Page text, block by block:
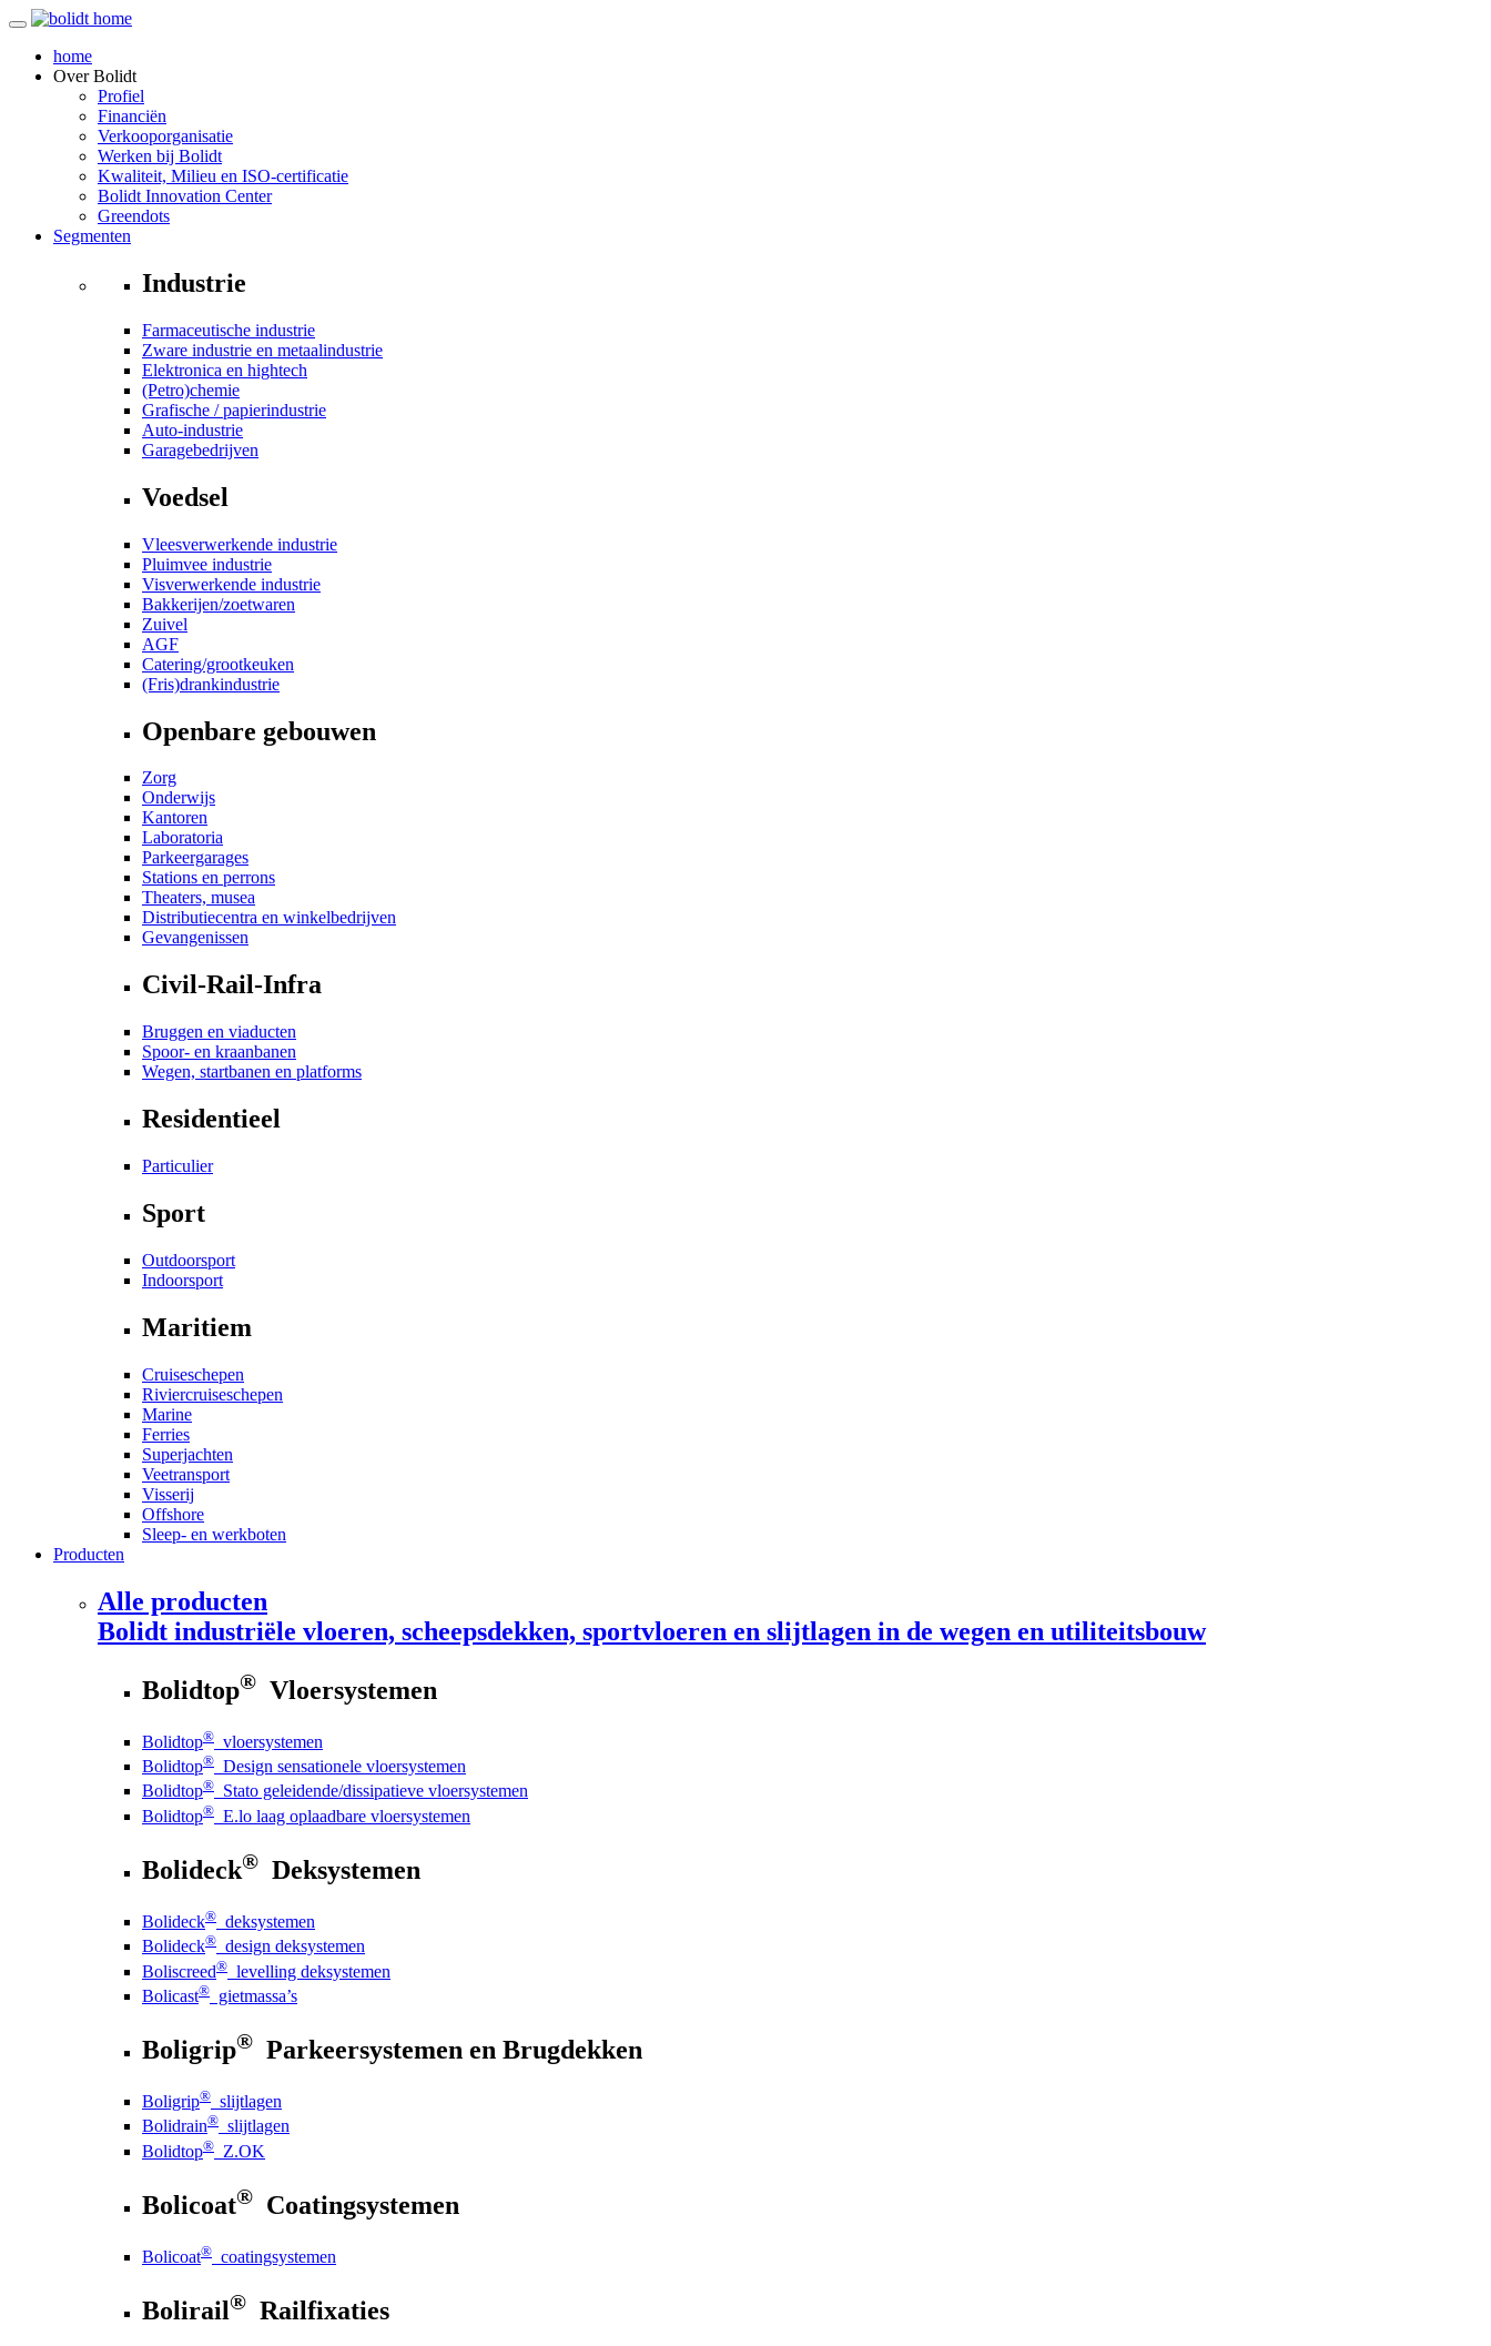
home
OverBolidt
Profiel
Financiën
Verkooporganisatie
Werken bij Bolidt
Kwaliteit, Milieu en ISO-certificatie
Bolidt Innovation Center
Greendots
Segmenten
Industrie
Farmaceutische industrie
Zware industrie en metaalindustrie
Elektronica en hightech
(Petro)chemie
Grafische / papierindustrie
Auto-industrie
Garagebedrijven
Voedsel
Vleesverwerkende industrie
Pluimvee industrie
Visverwerkende industrie
Bakkerijen/zoetwaren
Zuivel
AGF
Catering/grootkeuken
(Fris)drankindustrie
Openbare gebouwen
Zorg
Onderwijs
Kantoren
Laboratoria
Parkeergarages
Stations en perrons
Theaters, musea
Distributiecentra en winkelbedrijven
Gevangenissen
Civil-Rail-Infra
Bruggen en viaducten
Spoor- en kraanbanen
Wegen, startbanen en platforms
Residentieel
Particulier
Sport
Outdoorsport
Indoorsport
Maritiem
Cruiseschepen
Riviercruiseschepen
Marine
Ferries
Superjachten
Veetransport
Visserij
Offshore
Sleep- en werkboten
Producten
Alle producten
Bolidt industriële vloeren, scheepsdekken, sportvloeren en slijtlagen in de wegen en utiliteitsbouw
Bolidtop® Vloersystemen
Bolidtop® vloersystemen
Bolidtop® Design sensationele vloersystemen
Bolidtop® Stato geleidende/dissipatieve vloersystemen
Bolidtop® E.lo laag oplaadbare vloersystemen
Bolideck® Deksystemen
Bolideck® deksystemen
Bolideck® design deksystemen
Boliscreed® levelling deksystemen
Bolicast® gietmassa’s
Boligrip® Parkeersystemen en Brugdekken
Boligrip® slijtlagen
Bolidrain® slijtlagen
Bolidtop® Z.OK
Bolicoat® Coatingsystemen
Bolicoat® coatingsystemen
Bolirail® Railfixaties